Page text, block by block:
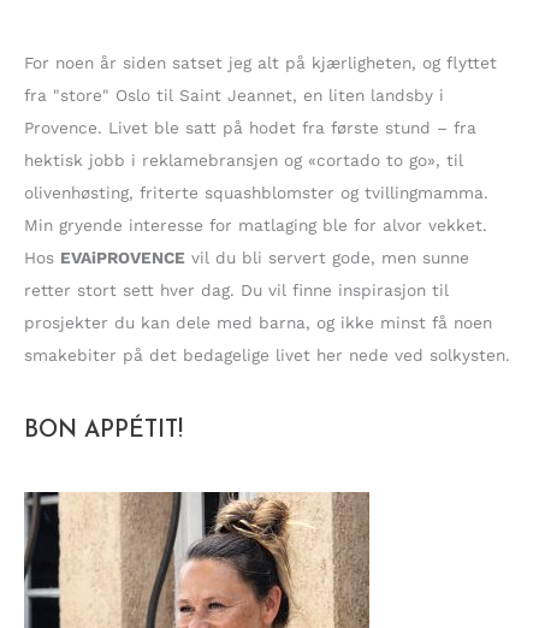
t
e
r
:
For noen år siden satset jeg alt på kjærligheten, og flyttet
fra "store" Oslo til Saint Jeannet, en liten landsby i
Provence. Livet ble satt på hodet fra første stund – fra
hektisk jobb i reklamebransjen og «cortado to go», til
olivenhøsting, friterte squashblomster og tvillingmamma.
Min gryende interesse for matlaging ble for alvor vekket.
Hos EVAiPROVENCE vil du bli servert gode, men sunne
retter stort sett hver dag. Du vil finne inspirasjon til
prosjekter du kan dele med barna, og ikke minst få noen
smakebiter på det bedagelige livet her nede ved solkysten.
BON APPÉTIT!